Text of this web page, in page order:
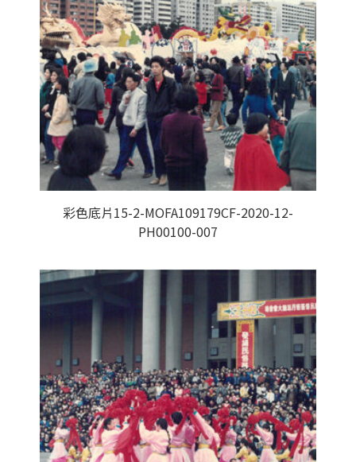
彩色底片15-2-MOFA109179CF-2020-12-
PH00100-007